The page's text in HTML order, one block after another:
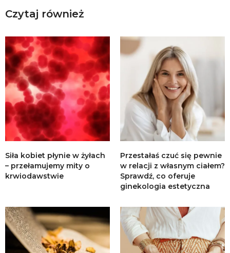
Czytaj również
Siła kobiet płynie w żyłach
– przełamujemy mity o
krwiodawstwie
Przestałaś czuć się pewnie
w relacji z własnym ciałem?
Sprawdź, co oferuje
ginekologia estetyczna